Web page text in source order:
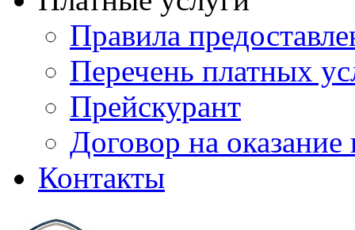
Правила
Перечень платных
Прейскурант
Договор на оказание
Контакты